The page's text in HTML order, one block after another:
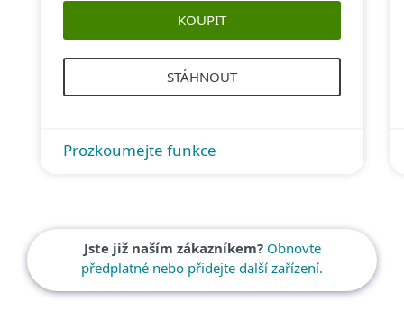
KOUPIT
STÁHNOUT
Prozkoumejte funkce
Jste již naším zákazníkem? Obnovte
předplatné nebo přidejte další zařízení.